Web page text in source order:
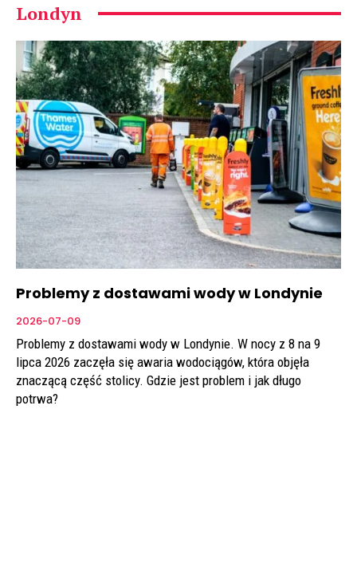
Londyn
Problemy z dostawami wody w Londynie
2026-07-09
Problemy z dostawami wody w Londynie. W nocy z 8 na 9
lipca 2026 zaczęła się awaria wodociągów, która objęła
znaczącą część stolicy. Gdzie jest problem i jak długo
potrwa?